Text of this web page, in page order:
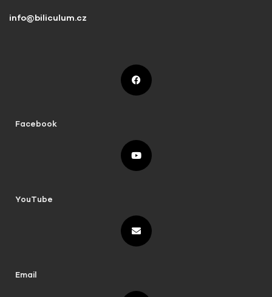
info@biliculum.cz
Facebook
YouTube
Email